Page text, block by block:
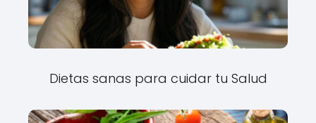
Dietas sanas para cuidar tu Salud